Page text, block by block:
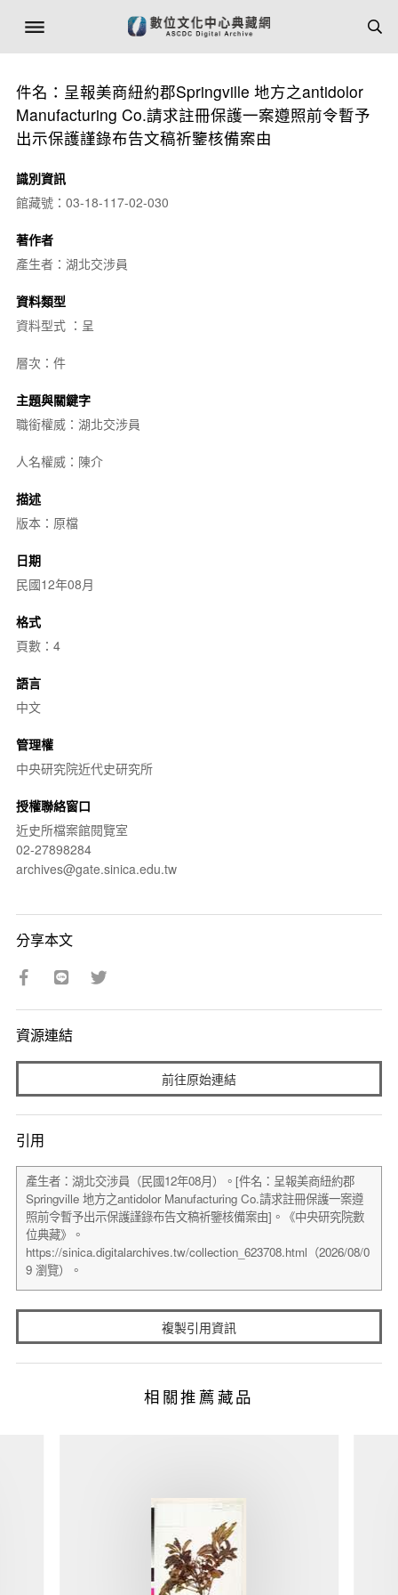
件名：呈報美商紐約郡Springville 地方之antidolor
Manufacturing Co.請求註冊保護一案遵照前令暫予
出示保護謹錄布告文稿祈鑒核備案由
識別資訊
館藏號：03-18-117-02-030
著作者
產生者：湖北交涉員
資料類型
資料型式 ：呈
層次：件
主題與關鍵字
職銜權威：湖北交涉員
人名權威：陳介
描述
版本：原檔
日期
民國12年08月
格式
頁數：4
語言
中文
管理權
中央研究院近代史研究所
授權聯絡窗口
近史所檔案館閱覽室
02-27898284
archives@gate.sinica.edu.tw
分享本文
資源連結
前往原始連結
引用
複製引用資訊
相關推薦藏品